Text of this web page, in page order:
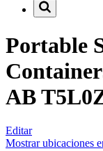
Portable
AB
Editar
Mostrar ubicaciones